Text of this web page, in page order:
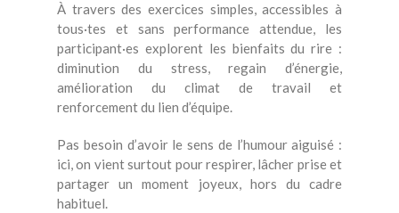
À travers des exercices simples, accessibles à
tous·tes et sans performance attendue, les
participant·es explorent les bienfaits du rire :
diminution du stress, regain d’énergie,
amélioration du climat de travail et
renforcement du lien d’équipe.
Pas besoin d’avoir le sens de l’humour aiguisé :
ici, on vient surtout pour respirer, lâcher prise et
partager un moment joyeux, hors du cadre
habituel.